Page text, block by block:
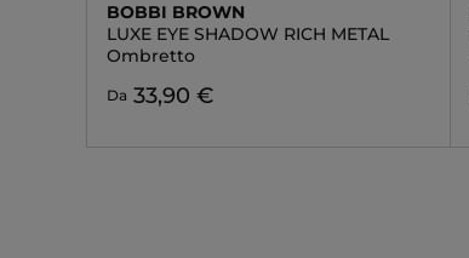
BOBBI BROWN
LUXE EYE SHADOW RICH METAL
Ombretto
Da 33,90 €